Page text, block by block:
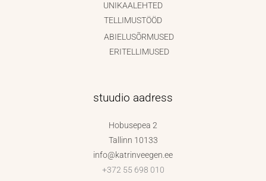
UNIKAALEHTED
TELLIMUSTÖÖD
ABIELUSÕRMUSED
ERITELLIMUSED
stuudio aadress
Hobusepea 2
Tallinn 10133
info@katrinveegen.ee
+372 55 698 010